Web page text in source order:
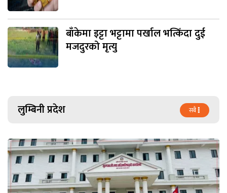
बाँकेमा इट्टा भट्टामा पर्खाल भत्किँदा दुई
मजदुरको मृत्यु
लुम्बिनी प्रदेश सबै